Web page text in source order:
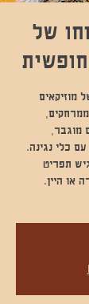
של
מוזיקאים
ממרחקים,
מוגבר,
עם כלי נגינה.
תפריט
או היין.